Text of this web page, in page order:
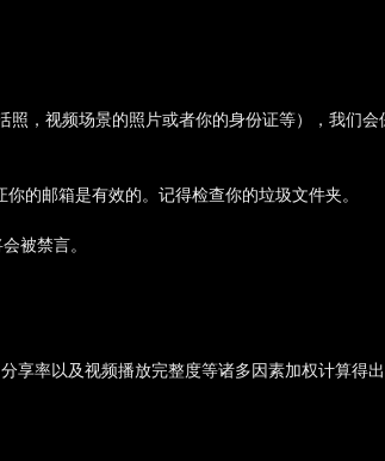
照，视频场景的照片或者你的身份证等），我们
的邮箱是有效的。记得检查你的垃圾文件夹。
被禁言。
率以及视频播放完整度等诸多因素加权计算得